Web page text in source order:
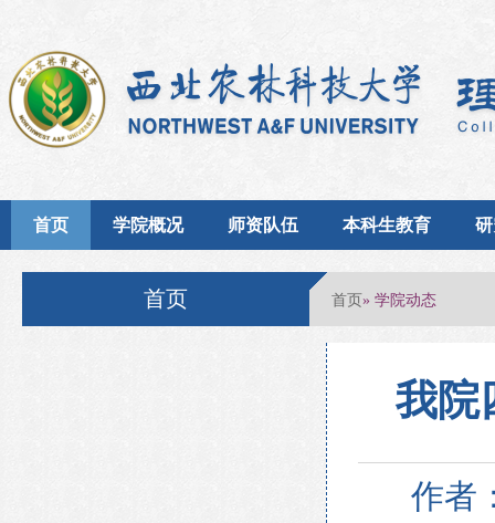
首页 学院概况 师资队伍 本科生教育
首页 首页» 学院动态
我院
作者